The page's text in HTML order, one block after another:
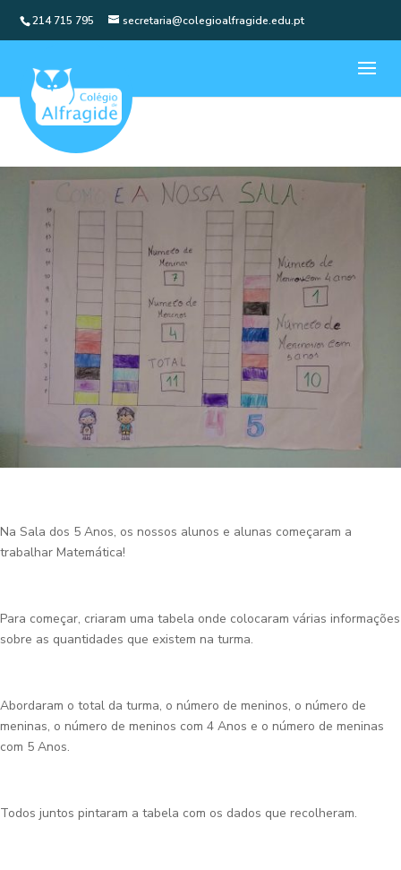
214 715 795 secretaria@colegioalfragide.edu.pt
Na Sala dos 5 Anos, os nossos alunos e alunas começaram a
trabalhar Matemática!
Para começar, criaram uma tabela onde colocaram várias informações
sobre as quantidades que existem na turma.
Abordaram o total da turma, o número de meninos, o número de
meninas, o número de meninos com 4 Anos e o número de meninas
com 5 Anos.
Todos juntos pintaram a tabela com os dados que recolheram.